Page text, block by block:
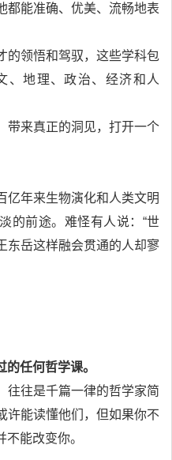
都能准确、优美、流畅地表
的领悟和驾驭，这些学科包
、地理、政治、经济和人
带来真正的洞见，打开一个
亿年来生物演化和人类文明
的前途。难怪有人说：“世
东岳这样融会贯通的人却寥
任何哲学课。
往往是千篇一律的哲学家简
许能读懂他们，但如果你不
能改变你。